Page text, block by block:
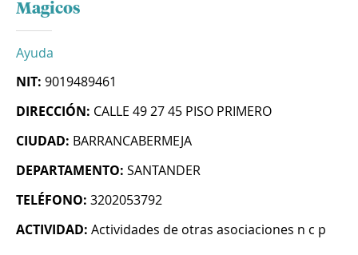
Magicos
Ayuda
NIT: 9019489461
DIRECCIÓN: CALLE 49 27 45 PISO PRIMERO
CIUDAD: BARRANCABERMEJA
DEPARTAMENTO: SANTANDER
TELÉFONO: 3202053792
ACTIVIDAD: Actividades de otras asociaciones n c p